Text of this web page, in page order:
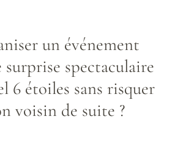
un événement
spectaculaire
6 étoiles sans risquer
voisin de suite ?